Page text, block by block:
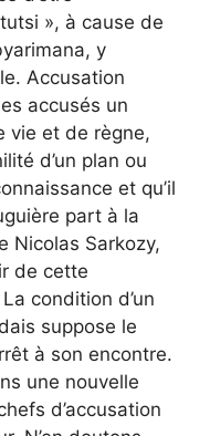
», à cause de
y
Accusation
accusés un
vie et de règne,
d’un plan ou
et qu’il
part à la
Nicolas Sarkozy,
de cette
condition d’un
suppose le
à son encontre.
une nouvelle
d’accusation